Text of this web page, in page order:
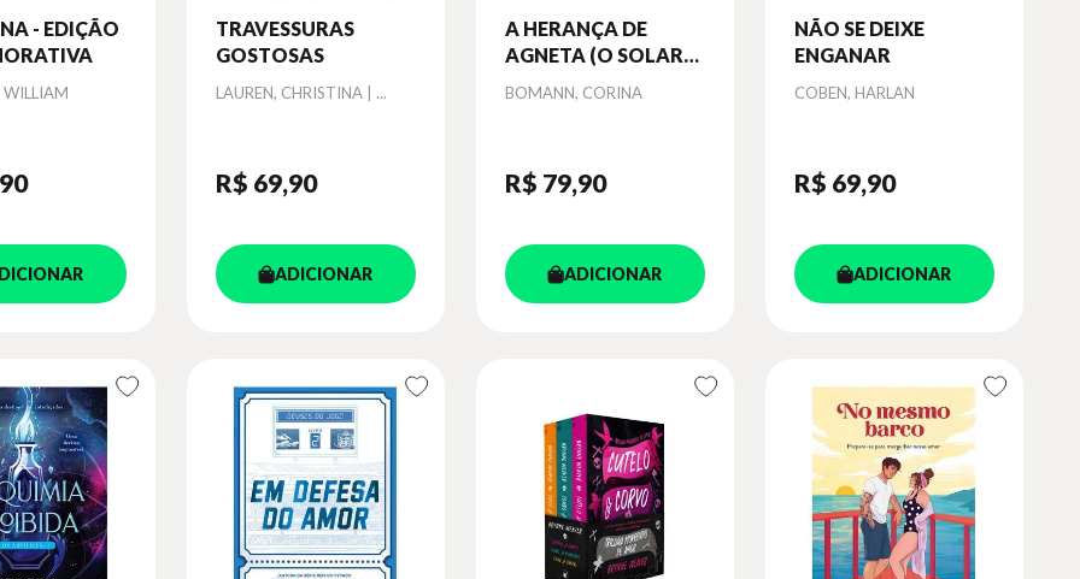
- EDIÇÃO
WILLIAM
TRAVESSURAS
GOSTOSAS
Autor
LAUREN, CHRISTINA | ...
R$ 69,90
ADICIONAR
A HERANÇA DE
AGNETA (O SOLAR
DOS LEÕES - LIVRO
1) - VOL. 1
Autor
BOMANN, CORINA
R$ 79,90
ADICIONAR
NÃO SE DEIXE
ENGANAR
Autor
COBEN, HARLAN
R$ 69,90
ADICIONAR